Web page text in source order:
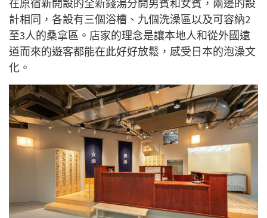
在原宿新開設的全新錢湯分開男賓和女賓，兩邊的設
計相同，各設有三個浴槽、九個洗澡區以及可容納2
至3人的桑拿區。店家的理念是讓本地人和從外國遠
道而來的遊客都能在此好好放鬆，感受日本的泡澡文
化。